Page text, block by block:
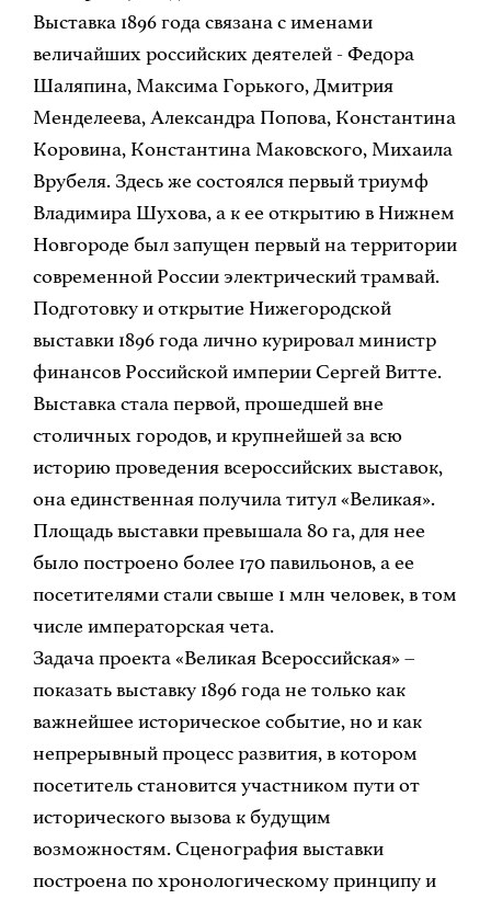
Выставка 1896 года связана с именами
величайших российских деятелей - Федора
Шаляпина, Максима Горького, Дмитрия
Менделеева, Александра Попова, Константина
Коровина, Константина Маковского, Михаила
Врубеля. Здесь же состоялся первый триумф
Владимира Шухова, а к ее открытию в Нижнем
Новгороде был запущен первый на территории
современной России электрический трамвай.
Подготовку и открытие Нижегородской
выставки 1896 года лично курировал министр
финансов Российской империи Сергей Витте.
Выставка стала первой, прошедшей вне
столичных городов, и крупнейшей за всю
историю проведения всероссийских выставок,
она единственная получила титул «Великая».
Площадь выставки превышала 80 га, для нее
было построено более 170 павильонов, а ее
посетителями стали свыше 1 млн человек, в том
числе императорская чета.
Задача проекта «Великая Всероссийская» –
показать выставку 1896 года не только как
важнейшее историческое событие, но и как
непрерывный процесс развития, в котором
посетитель становится участником пути от
исторического вызова к будущим
возможностям. Сценография выставки
построена по хронологическому принципу и